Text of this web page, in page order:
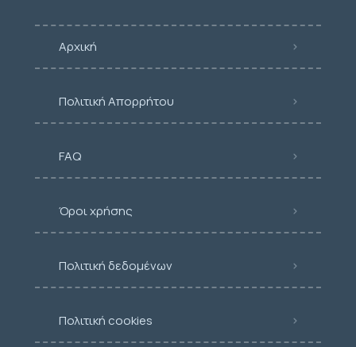
Αρχική
Πολιτική Απορρήτου
FAQ
Όροι χρήσης
Πολιτική δεδομένων
Πολιτική cookies